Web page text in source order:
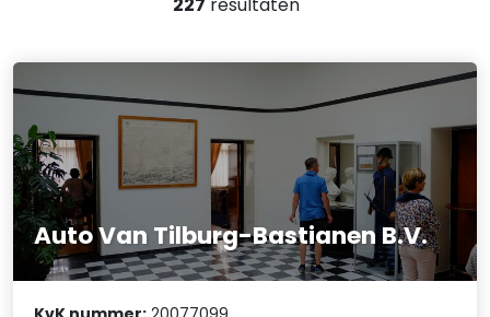
Auto Van Tilburg-Bastianen B.V.